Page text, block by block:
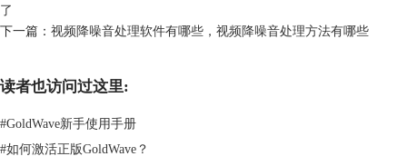
了
下一篇： 视频降噪音处理软件有哪些，视频降噪音处理方法有哪些
读者也访问过这里:
#GoldWave新手使用手册
#如何激活正版GoldWave？